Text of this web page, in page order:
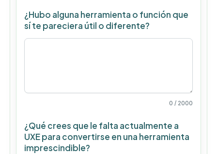
¿Hubo alguna herramienta o función que
sí te pareciera útil o diferente?
0 / 2000
¿Qué crees que le falta actualmente a
UXE para convertirse en una herramienta
imprescindible?